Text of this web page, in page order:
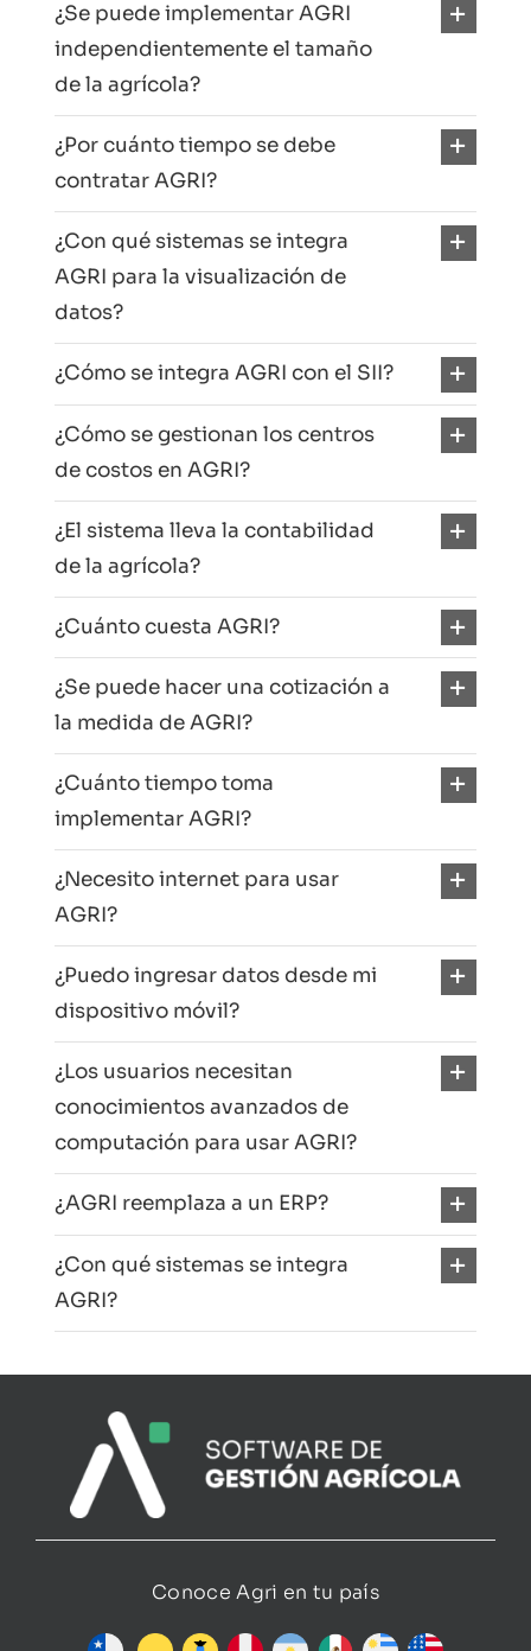
¿Se puede implementar AGRI
independientemente el tamaño
de la agrícola?
¿Por cuánto tiempo se debe
contratar AGRI?
¿Con qué sistemas se integra
AGRI para la visualización de
datos?
¿Cómo se integra AGRI con el SII?
¿Cómo se gestionan los centros
de costos en AGRI?
¿El sistema lleva la contabilidad
de la agrícola?
¿Cuánto cuesta AGRI?
¿Se puede hacer una cotización a
la medida de AGRI?
¿Cuánto tiempo toma
implementar AGRI?
¿Necesito internet para usar
AGRI?
¿Puedo ingresar datos desde mi
dispositivo móvil?
¿Los usuarios necesitan
conocimientos avanzados de
computación para usar AGRI?
¿AGRI reemplaza a un ERP?
¿Con qué sistemas se integra
AGRI?
Conoce Agri en tu país